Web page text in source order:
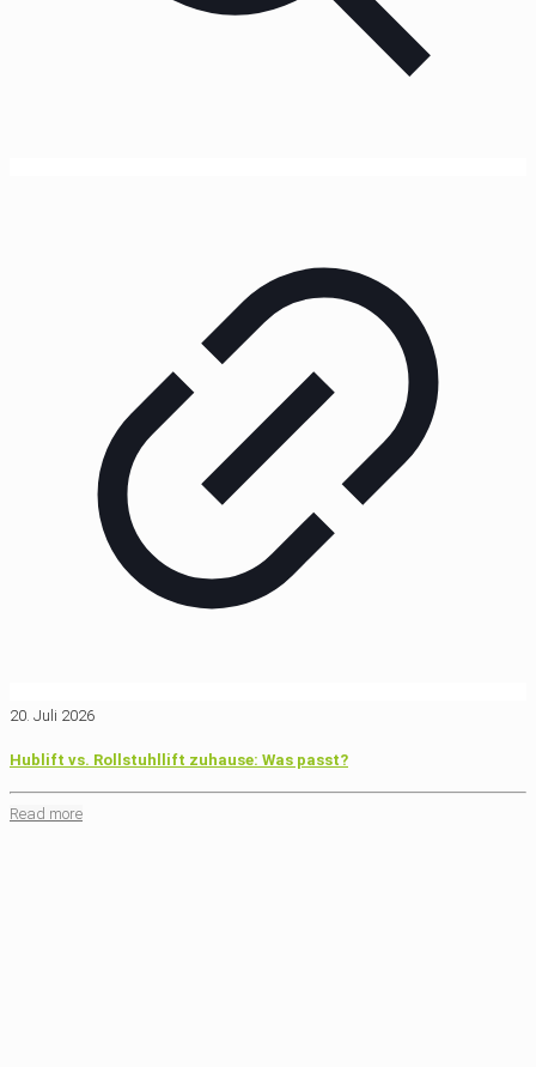
20. Juli 2026
Hublift vs. Rollstuhllift zuhause: Was passt?
Read more